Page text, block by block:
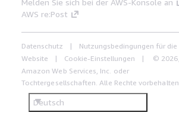
AWS re:Post
Datenschutz
Nutzungsbedingungen für die
Website
Cookie-Einstellungen
© 2026,
Amazon Web Services, Inc. oder
Tochtergesellschaften. Alle Rechte vorbehalten.
Deutsch